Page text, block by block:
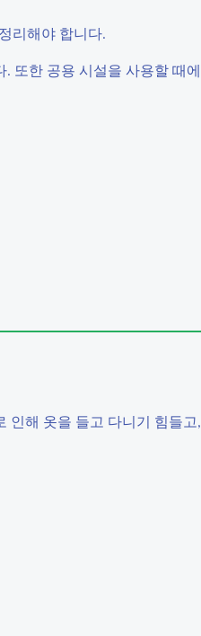
리해야 합니다.
또한 공용 시설을 사용할 때에
인해 옷을 들고 다니기 힘들고,